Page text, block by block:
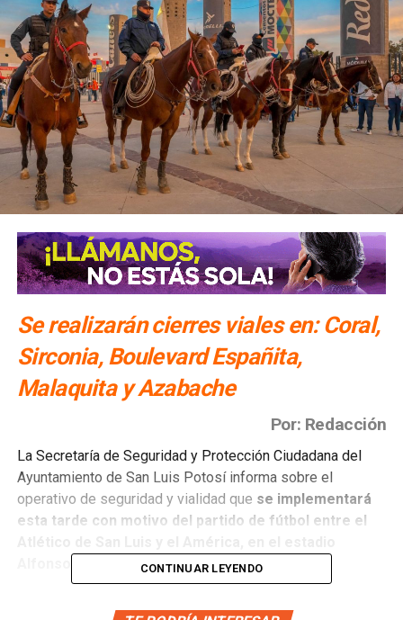
Se realizarán cierres viales en: Coral,
Sirconia, Boulevard Españita,
Malaquita y Azabache
Por: Redacción
La Secretaría de Seguridad y Protección Ciudadana del
Ayuntamiento de San Luis Potosí informa sobre el
operativo de seguridad y vialidad que se implementará
esta tarde con motivo del partido de fútbol entre el
CONTINUAR LEYENDO